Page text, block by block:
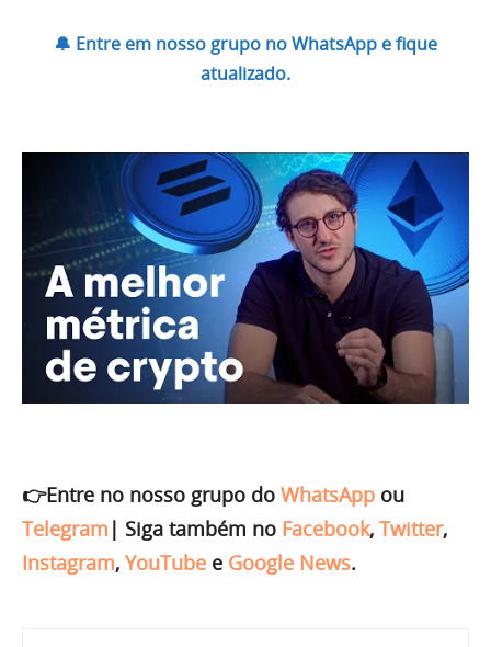
🔔 Entre em nosso grupo no WhatsApp e fique
atualizado.
👉Entre no nosso grupo do WhatsApp ou
Telegram | Siga também no Facebook, Twitter,
Instagram, YouTube e Google News.